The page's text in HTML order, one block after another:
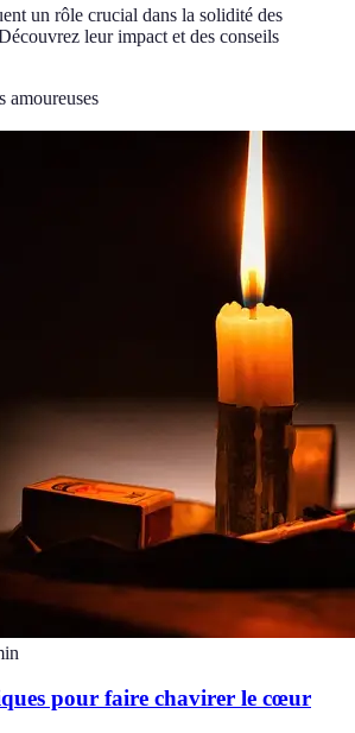
un rôle crucial dans la solidité des
leur impact et des conseils
amoureuses
pour faire chavirer le cœur